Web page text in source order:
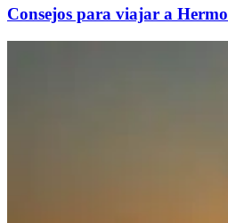
Consejos para viajar a